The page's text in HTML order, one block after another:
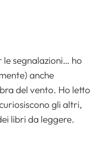
le segnalazioni… ho
anche
del vento. Ho letto
gli altri,
libri da leggere.